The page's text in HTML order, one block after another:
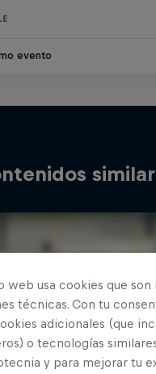
evento
web usa cookies que
técnicas. Con tu
adicionales (que
o tecnologías
y para mejorar tu